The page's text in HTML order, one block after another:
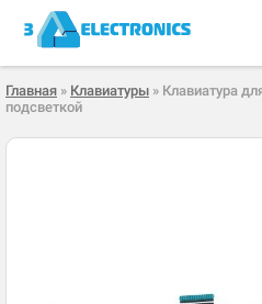
Главная » Клавиатуры » Клавиатура
подсветкой